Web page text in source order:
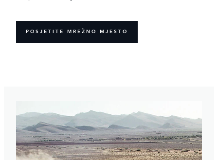
POSJETITE MREŽNO MJESTO